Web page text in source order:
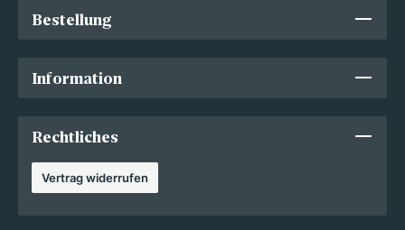
Bestellung
Information
Rechtliches
Vertrag widerrufen